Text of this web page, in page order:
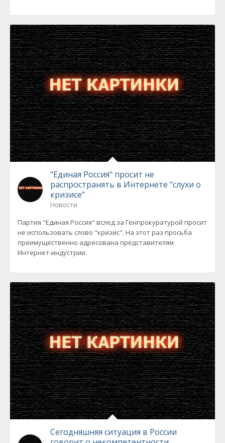
"Единая Россия" просит не
распространять в Интернете "слухи о
кризисе"
Новости
Партия "Единая Россия" вслед за Генпрокуратурой просит
не использовать слово "кризис". На этот раз просьба
преимущественно адресована представителям
Интернет-индустрии.
Сегодняшняя ситуация в России